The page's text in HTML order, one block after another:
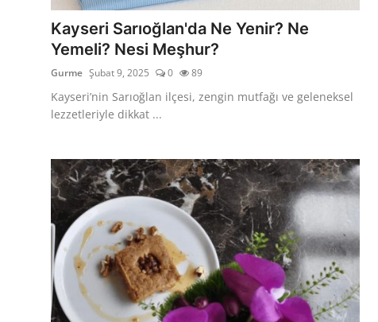
Anne & Bebek Beslenmesi
Mutfak Sırları & Teknikler
Gıda Sözlüğü & Nedir?
Yemek Tarifleri & Menüler
Kayseri Sarıoğlan'da Ne Yenir? Ne
Yemeli? Nesi Meşhur?
Gurme Şubat 9, 2025 0 89
Kayseri’nin Sarıoğlan ilçesi, zengin mutfağı ve geleneksel
lezzetleriyle dikkat ...